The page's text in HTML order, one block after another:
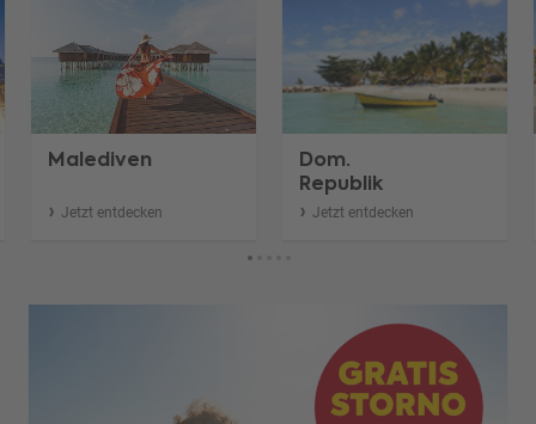
Malediven
Jetzt entdecken
Dom.
Republik
Jetzt entdecken